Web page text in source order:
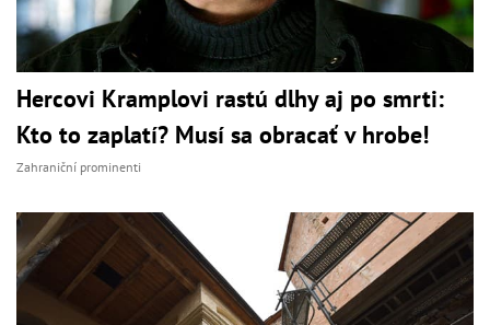
Hercovi Kramplovi rastú dlhy aj po smrti:
Kto to zaplatí? Musí sa obracať v hrobe!
Zahraniční prominenti